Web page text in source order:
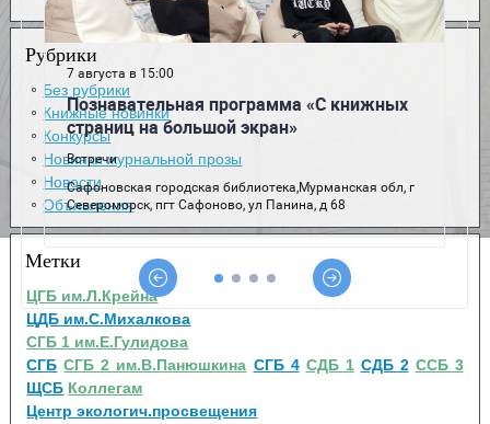
Рубрики
Без рубрики
Книжные новинки
Конкурсы
Новинки журнальной прозы
Новости
Объявления
Метки
ЦГБ им.Л.Крейна
ЦДБ им.С.Михалкова
СГБ 1 им.Е.Гулидова
СГБ СГБ 2 им.В.Панюшкина СГБ 4 СДБ 1 СДБ 2 ССБ 3
ЩСБ Коллегам
Центр экологич.просвещения